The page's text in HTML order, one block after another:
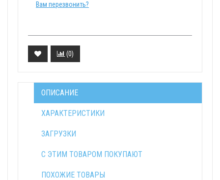
Вам перезвонить?
(0)
ОПИСАНИЕ
ХАРАКТЕРИСТИКИ
ЗАГРУЗКИ
С ЭТИМ ТОВАРОМ ПОКУПАЮТ
ПОХОЖИЕ ТОВАРЫ